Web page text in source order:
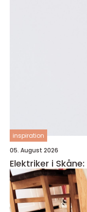
inspiration
05. August 2026
Elektriker i